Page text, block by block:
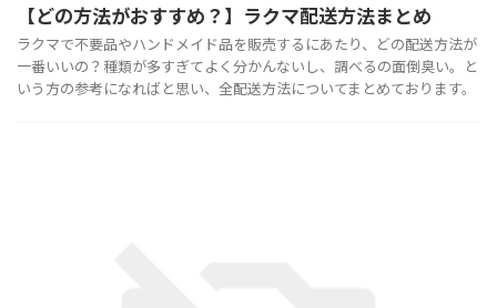
【どの方法がおすすめ？】ラクマ配送方法まとめ
ラクマで不要品やハンドメイド品を販売するにあたり、どの配送方法が
一番いいの？種類が多すぎてよく分かんないし、調べるの面倒臭い。と
いう方の参考になればと思い、全配送方法についてまとめております。